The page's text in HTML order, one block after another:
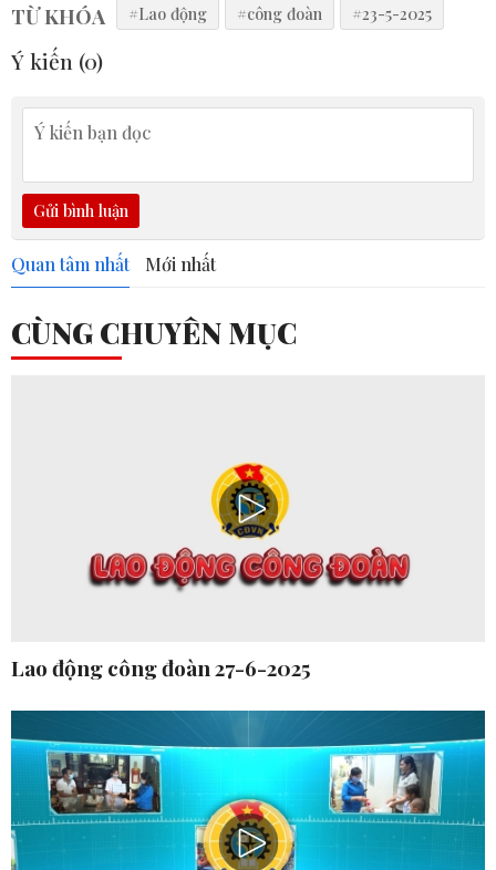
TỪ KHÓA #Lao động #công đoàn #23-5-2025
Ý kiến (0)
Gửi bình luận
Quan tâm nhất Mới nhất
CÙNG CHUYÊN MỤC
Lao động công đoàn 27-6-2025